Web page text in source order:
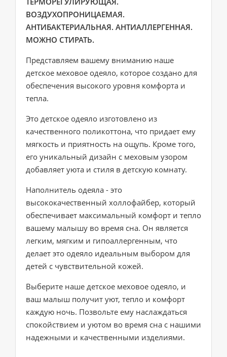
ВОЗДУХОПРОНИЦАЕМАЯ.
АНТИБАКТЕРИАЛЬНАЯ. АНТИАЛЛЕРГЕННАЯ.
МОЖНО СТИРАТЬ.
Представляем вашему вниманию наше
детское меховое одеяло, которое создано для
обеспечения высокого уровня комфорта и
тепла.
Это детское одеяло изготовлено из
качественного поликоттона, что придает ему
мягкость и приятность на ощупь. Кроме того,
его уникальный дизайн с меховым узором
добавляет уюта и стиля в детскую комнату.
Наполнитель одеяла - это
высококачественный холлофайбер, который
обеспечивает максимальный комфорт и тепло
вашему малышу во время сна. Он является
легким, мягким и гипоаллергенным, что
делает это одеяло идеальным выбором для
детей с чувствительной кожей.
Выберите наше детское меховое одеяло, и
ваш малыш получит уют, тепло и комфорт
каждую ночь. Позвольте ему наслаждаться
спокойствием и уютом во время сна с нашими
надежными и качественными изделиями.